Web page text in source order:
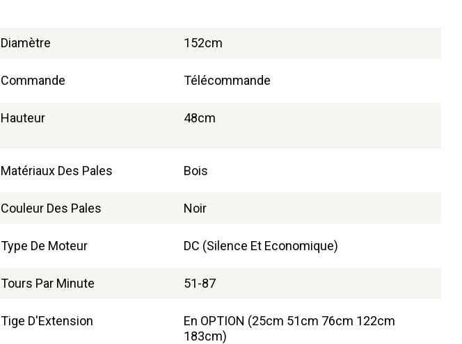
Diamètre 152cm
Commande Télécommande
Hauteur 48cm
Matériaux Des Pales Bois
Couleur Des Pales Noir
Type De Moteur DC (Silence Et Economique)
Tours Par Minute 51-87
Tige D'Extension
En OPTION (25cm 51cm 76cm 122cm
183cm)